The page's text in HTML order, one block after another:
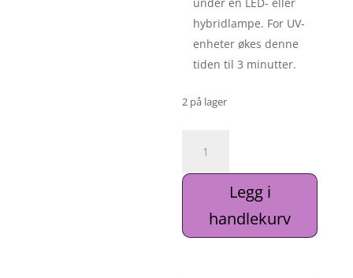
under en LED- eller
hybridlampe. For UV-
enheter økes denne
tiden til 3 minutter.
2 på lager
Cover
Base
Ambitious
antall
Legg i
handlekurv